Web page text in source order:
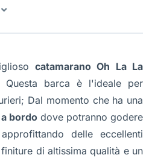
catamarano Oh La La
Questa barca è l'ideale per
Dal momento che ha una
bordodove potranno godere
delle eccellenti
di altissima qualità e un